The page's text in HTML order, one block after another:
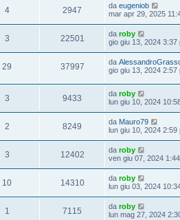
4 2947 da eugeniob
mar apr 29, 2025
3 22501 da roby
gio giu 13, 2024 3:37
29 37997 da
gio giu 13, 2024 2:57
3 9433 da roby
lun giu 10, 2024
2 8249 da Mauro79
lun giu 10, 2024 2:59
3 12402 da roby
ven giu 07, 2024
10 14310 da roby
lun giu 03, 2024
1 7115 da roby
lun mag 27, 2024